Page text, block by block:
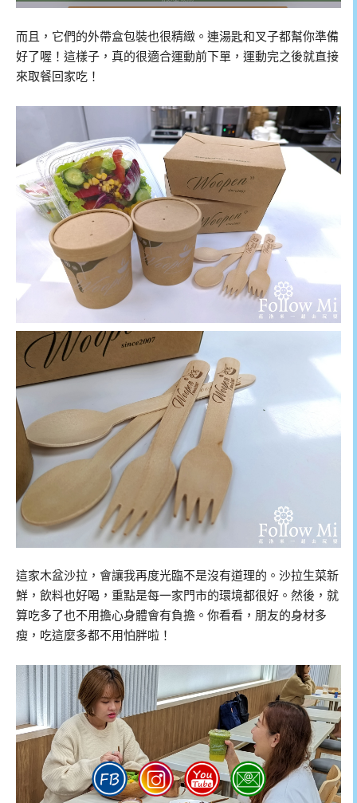
而且，它們的外帶盒包裝也很精緻。連湯匙和叉子都幫你準備
好了喔！這樣子，真的很適合運動前下單，運動完之後就直接
來取餐回家吃！
這家木盆沙拉，會讓我再度光臨不是沒有道理的。沙拉生菜新
鮮，飲料也好喝，重點是每一家門市的環境都很好。然後，就
算吃多了也不用擔心身體會有負擔。你看看，朋友的身材多
瘦，吃這麼多都不用怕胖啦！